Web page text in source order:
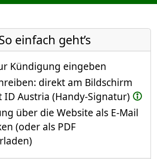
einfach geht’s
Kündigung eingeben
direkt am Bildschirm
ID Austria (Handy-Signatur)
über die Website als E-Mail
(oder als PDF